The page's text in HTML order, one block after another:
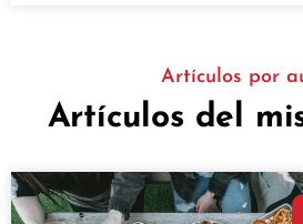
Artículos por
Artículos del